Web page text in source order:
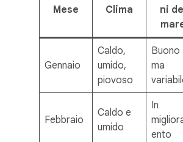
Mese Clima
ni
Gennaio
Caldo,
umido,
piovoso
Buono
ma
Febbraio
Caldo e
umido
In
ento